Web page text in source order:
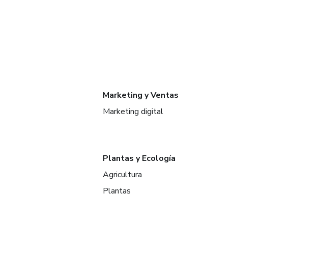
Marketing y Ventas
Marketing digital
Plantas y Ecología
Agricultura
Plantas